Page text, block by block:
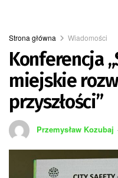
Strona główna Wiadomości
Konferencja
miejskie
przyszłości”
Przemysław Kozubaj